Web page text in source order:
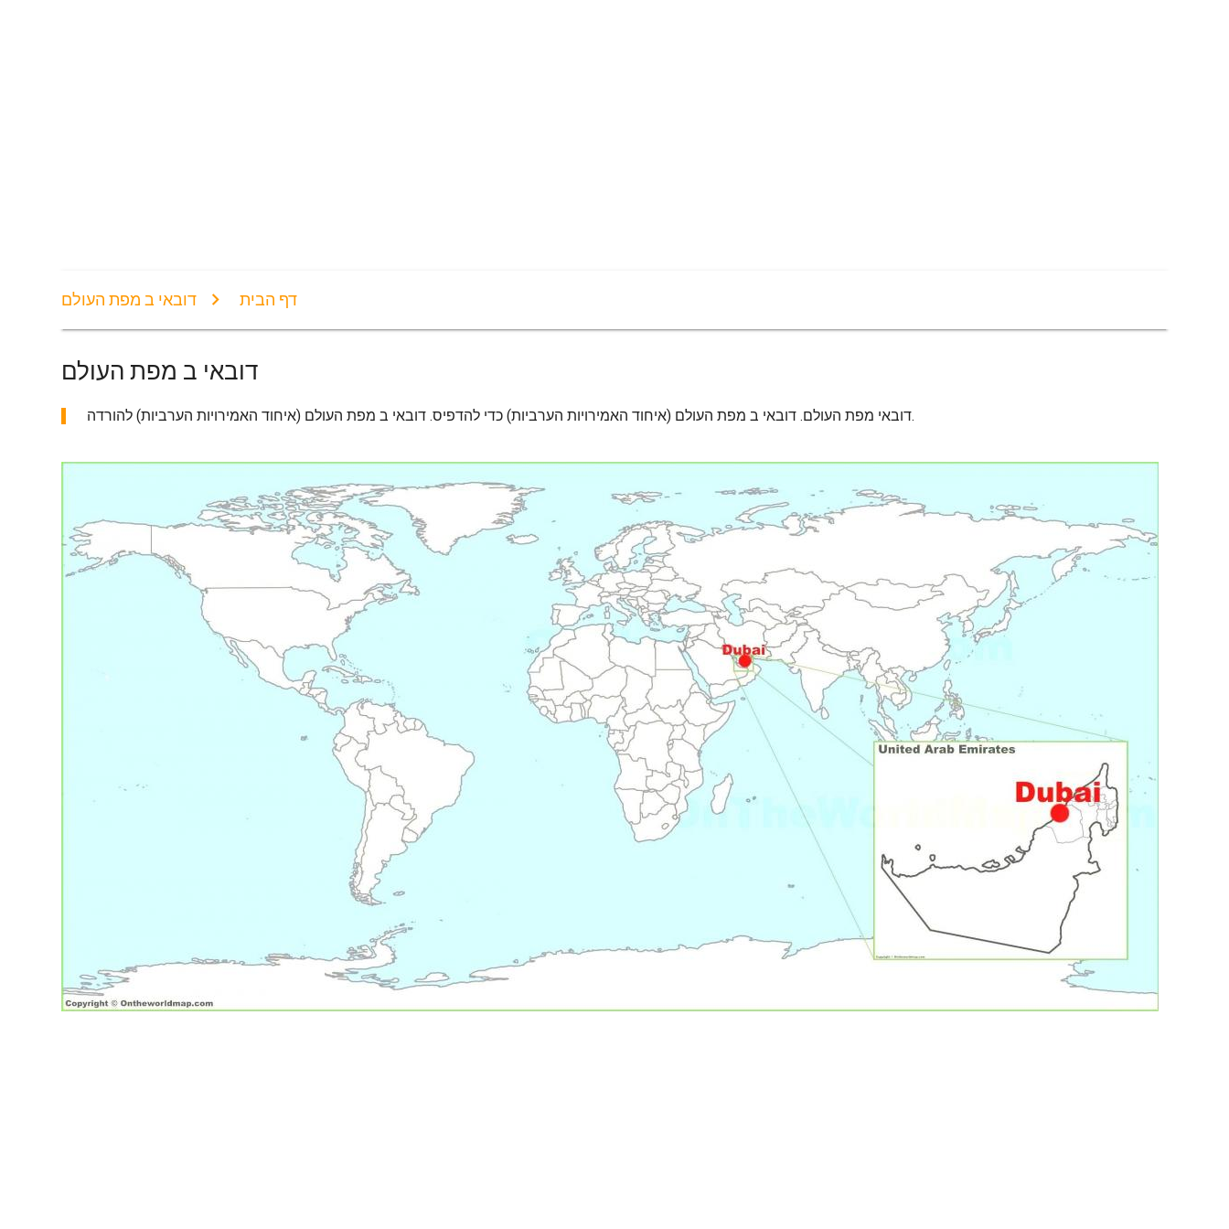
דף הבית דובאי ב מפת העולם
דובאי ב מפת העולם
דובאי מפת העולם. דובאי ב מפת העולם (איחוד האמירויות הערביות) כדי להדפיס. דובאי ב מפת העולם (איחוד האמירויות הערביות) להורדה.